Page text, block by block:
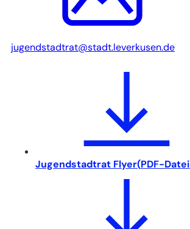
jugendstadtrat stadt.leverkusende
Jugendstadtrat Flyer PDF-Datei